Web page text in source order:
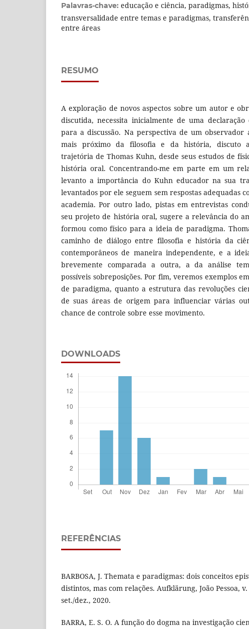
Palavras-chave: educação e ciência, paradigmas,
transversalidade entre temas e paradigmas,
entre áreas
RESUMO
A exploração de novos aspectos sobre um autor e
discutida, necessita inicialmente de uma
para a discussão. Na perspectiva de um observador
mais próximo da filosofia e da história, discuto
trajetória de Thomas Kuhn, desde seus estudos de
história oral. Concentrando-me em parte em um
levanto a importância do Kuhn educador na sua
levantados por ele seguem sem respostas adequadas
academia. Por outro lado, pistas em entrevistas
seu projeto de história oral, sugere a relevância do
formou como físico para a ideia de paradigma.
caminho de diálogo entre filosofia e história da
contemporâneos de maneira independente, e a
brevemente comparada a outra, a da análise
possíveis sobreposições. Por fim, veremos exemplos
de paradigma, quanto a estrutura das revoluções
de suas áreas de origem para influenciar várias
chance de controle sobre esse movimento.
DOWNLOADS
REFERÊNCIAS
BARBOSA, J. Themata e paradigmas: dois conceitos
distintos, mas com relações. Aufklärung, João Pessoa,
set./dez., 2020.
BARRA, E. S. O. A função do dogma na investigação